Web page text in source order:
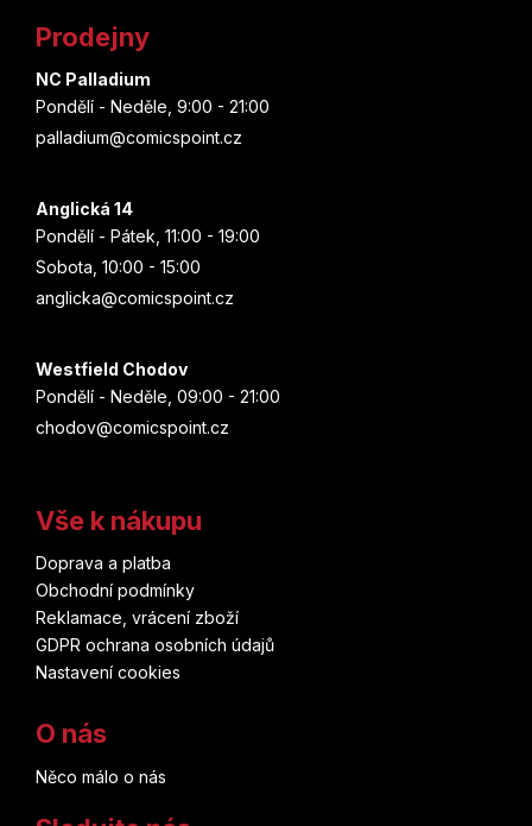
Prodejny
NC Palladium
Pondělí - Neděle, 9:00 - 21:00
palladium@comicspoint.cz
Anglická 14
Pondělí - Pátek, 11:00 - 19:00
Sobota, 10:00 - 15:00
anglicka@comicspoint.cz
Westfield Chodov
Pondělí - Neděle, 09:00 - 21:00
chodov@comicspoint.cz
Vše k nákupu
Doprava a platba
Obchodní podmínky
Reklamace, vrácení zboží
GDPR ochrana osobních údajů
Nastavení cookies
O nás
Něco málo o nás